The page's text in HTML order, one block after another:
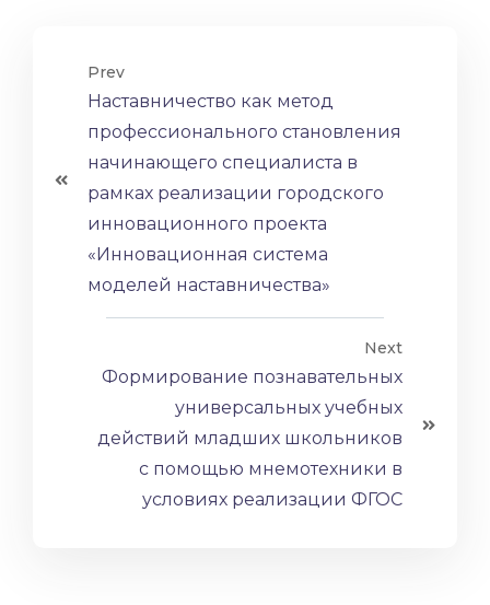
Prev
Наставничество как метод
профессионального становления
начинающего специалиста в
рамках реализации городского
инновационного проекта
«Инновационная система
моделей наставничества»
Next
Формирование познавательных
универсальных учебных
действий младших школьников
с помощью мнемотехники в
условиях реализации ФГОС